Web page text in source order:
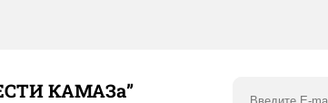
КАМАЗа”